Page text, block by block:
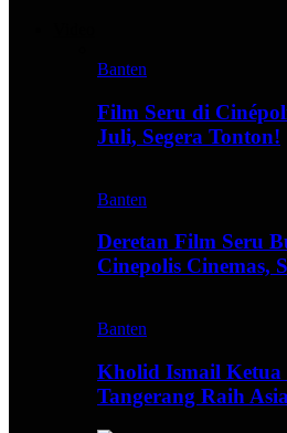
Banten
Film Seru di
Juli, Segera Tonton!
Banten
Deretan Film Seru
Cinepolis Cinemas,
Banten
Kholid Ismail Ketua
Tangerang Raih